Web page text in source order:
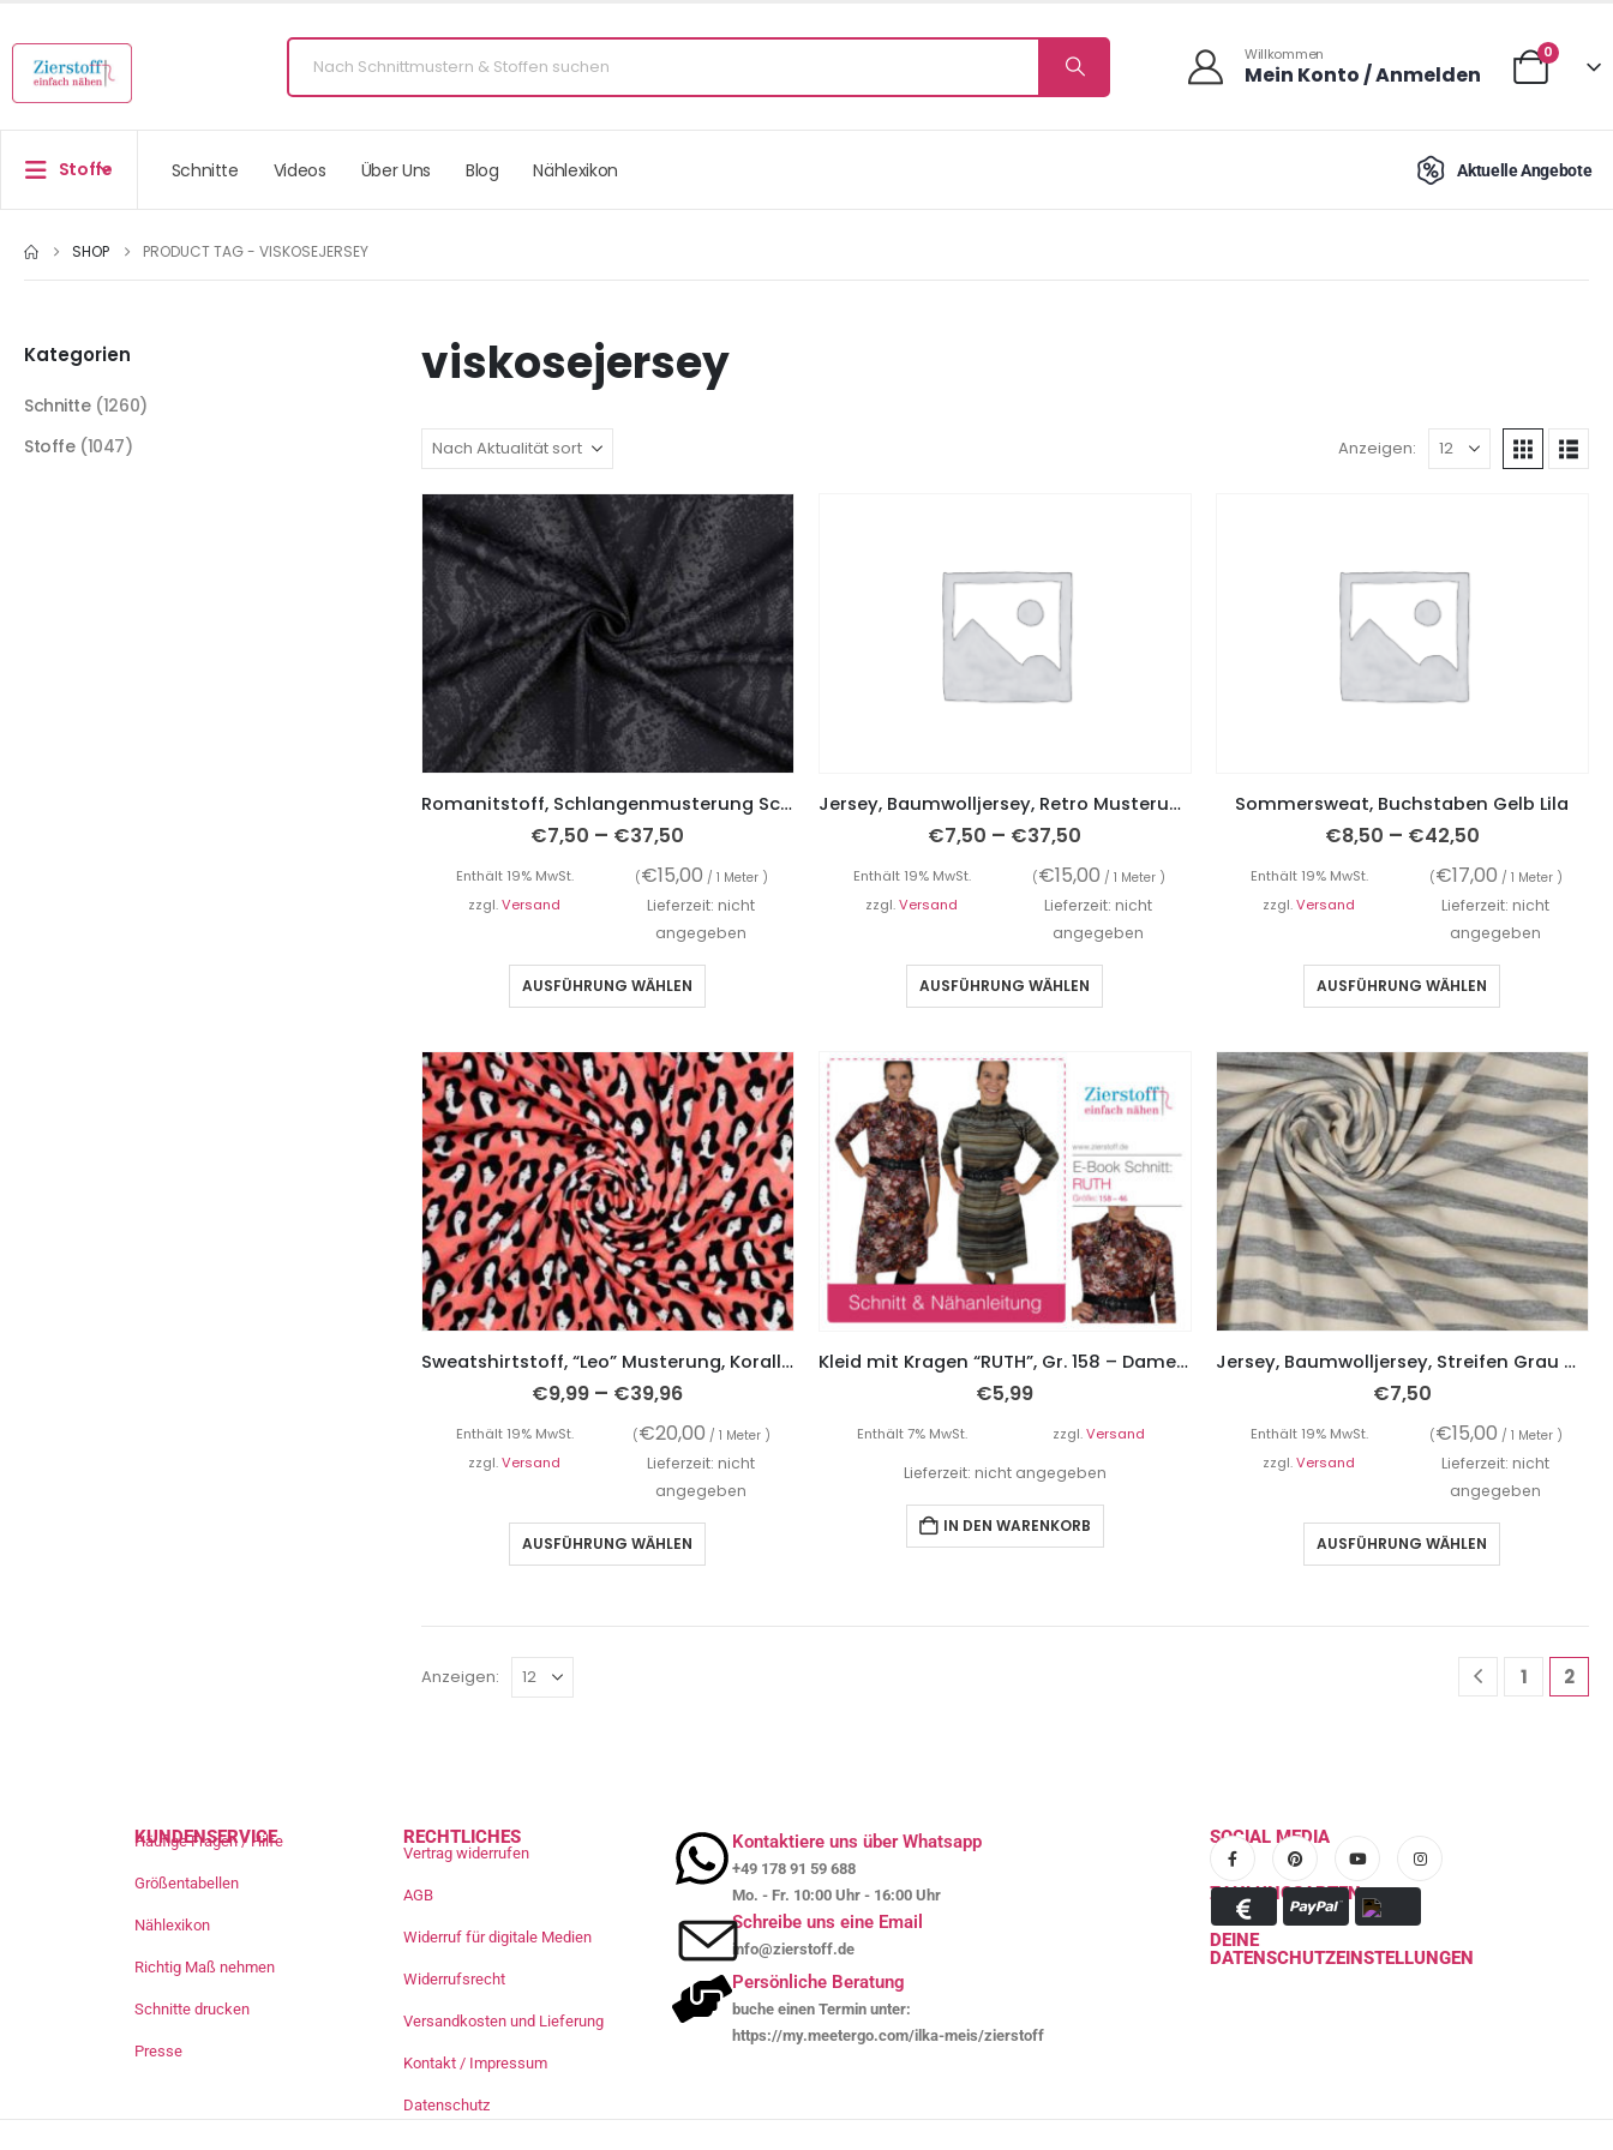
Willkommen
Mein Konto / Anmelden
0
Stoffe Schnitte Videos Über Uns Blog Nählexikon Aktuelle Angebote
SHOP PRODUCT TAG - VISKOSEJERSEY
viskosejersey
Anzeigen:
Romanitstoff, Schlangenmusterung Schwarz / Grau / Blau
€7,50 – €37,50
Enthält 19% MwSt. (€15,00 / 1 Meter )
zzgl.Versand
Lieferzeit: nicht
angegeben
AUSFÜHRUNG WÄHLEN
Jersey, Baumwolljersey, Retro Musterung Gelb / Pink
€7,50 – €37,50
Enthält 19% MwSt. (€15,00 / 1 Meter )
zzgl.Versand
Lieferzeit: nicht
angegeben
AUSFÜHRUNG WÄHLEN
Sommersweat, Buchstaben Gelb Lila
€8,50 – €42,50
Enthält 19% MwSt. (€17,00 / 1 Meter )
zzgl.Versand
Lieferzeit: nicht
angegeben
AUSFÜHRUNG WÄHLEN
Sweatshirtstoff, “Leo” Musterung, Koralle mit Gesichter
€9,99 – €39,96
Enthält 19% MwSt. (€20,00 / 1 Meter )
zzgl.Versand
Lieferzeit: nicht
angegeben
AUSFÜHRUNG WÄHLEN
Kleid mit Kragen “RUTH”, Gr. 158 – Damengr. 46
€5,99
Enthält 7% MwSt. zzgl.Versand
Lieferzeit: nicht angegeben
IN DEN WARENKORB
Jersey, Baumwolljersey, Streifen Grau Melange / Ecru
€7,50
Enthält 19% MwSt. (€15,00 / 1 Meter )
zzgl.Versand
Lieferzeit: nicht
angegeben
AUSFÜHRUNG WÄHLEN
Anzeigen: 1 2
Kategorien
Schnitte (1260)
Stoffe (1047)
KUNDENSERVICE
Häufige Fragen / Hilfe
Größentabellen
Nählexikon
Richtig Maß nehmen
Schnitte drucken
Presse
RECHTLICHES
Vertrag widerrufen
AGB
Widerruf für digitale Medien
Widerrufsrecht
Versandkosten und Lieferung
Kontakt / Impressum
Datenschutz
Kontaktiere uns über Whatsapp
+49 178 91 59 688
Mo. - Fr. 10:00 Uhr - 16:00 Uhr
Schreibe uns eine Email
info@zierstoff.de
Persönliche Beratung
buche einen Termin unter:
https://my.meetergo.com/ilka-meis/zierstoff
SOCIAL MEDIA
ZAHLUNGSARTEN
DEINE
DATENSCHUTZEINSTELLUNGEN